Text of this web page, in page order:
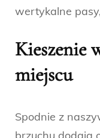
wertykalne
Kieszenie
miejscu
Spodnie z
brzuchu dodają